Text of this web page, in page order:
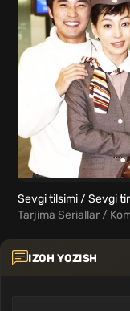
IZOH YOZISH